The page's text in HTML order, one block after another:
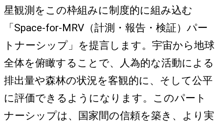
星観測をこの枠組みに制度的に組み込む
「Space-for-MRV（計測・報告・検証）パー
トナーシップ」を提言します。宇宙から地球
全体を俯瞰することで、人為的な活動による
排出量や森林の状況を客観的に、そして公平
に評価できるようになります。このパート
ナーシップは、国家間の信頼を築き、より実